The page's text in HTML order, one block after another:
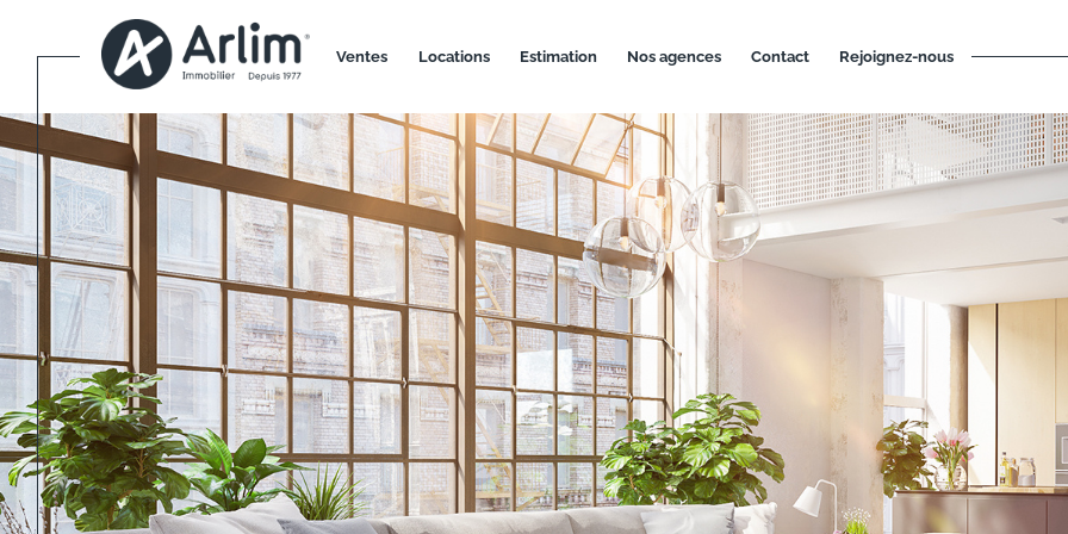
ventes locations estimation nos agences contact rejoignez-nous